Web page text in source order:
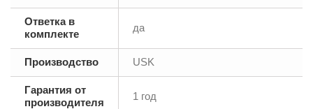
Ответка в
комплекте
да
Производство USK
Гарантия от
производителя
1 год